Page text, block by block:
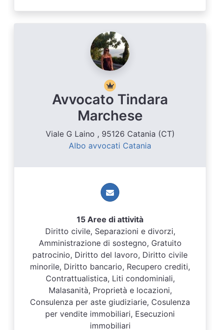
Avvocato Tindara
Marchese
Viale G Laino , 95126 Catania (CT)
Albo avvocati Catania
15 Aree di attività
Diritto civile, Separazioni e divorzi,
Amministrazione di sostegno, Gratuito
patrocinio, Diritto del lavoro, Diritto civile
minorile, Diritto bancario, Recupero crediti,
Contrattualistica, Liti condominiali,
Malasanità, Proprietà e locazioni,
Consulenza per aste giudiziarie, Cosulenza
per vendite immobiliari, Esecuzioni
immobiliari